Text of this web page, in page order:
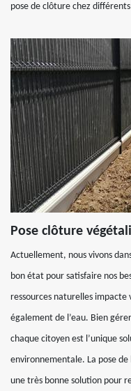
pose de clôture chez
Pose clôture
Actuellement, nous vivons
bon état pour satisfaire nos
ressources naturelles
également de l’eau. Bien
chaque citoyen est l’unique
environnementale. La pose
une très bonne solution pour